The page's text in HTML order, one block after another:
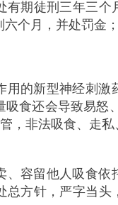
有期徒刑三年三
个月，并处罚金
用的新型神经刺
食还会导致易怒
，非法吸食、走
容留他人吸食依
总方针，严字当